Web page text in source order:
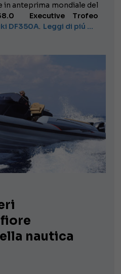
in anteprima mondiale del
Executive Trofeo
DF350A. Leggi di piú …
nautica